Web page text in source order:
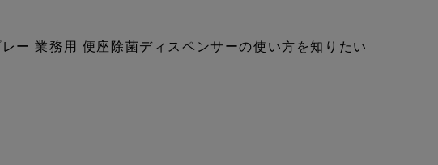
ー 業務用 便座除菌ディスペンサーの使い方を知りたい